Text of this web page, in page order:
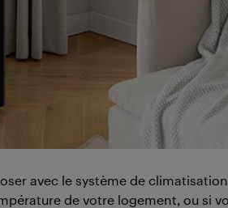
avec le système de
de votre logement, ou si